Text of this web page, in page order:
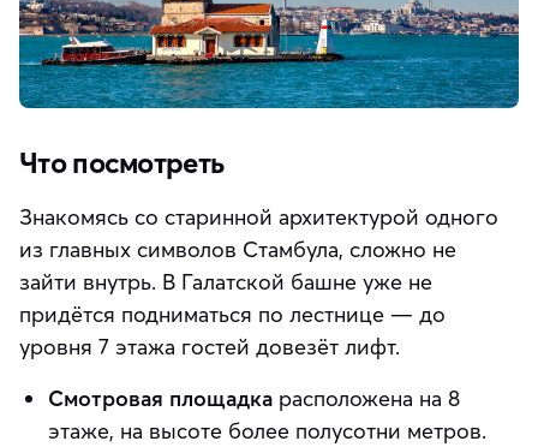
Что посмотреть
Знакомясь со старинной архитектурой одного
из главных символов Стамбула, сложно не
зайти внутрь. В Галатской башне уже не
придётся подниматься по лестнице — до
уровня 7 этажа гостей довезёт лифт.
Смотровая площадка расположена на 8
этаже, на высоте более полусотни метров.